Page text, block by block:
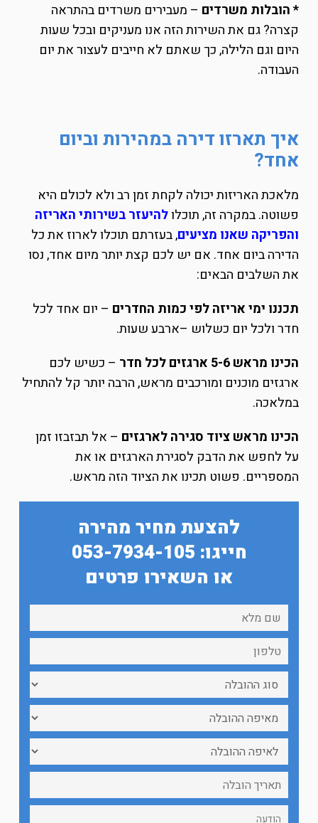
* הובלות משרדים – מעבירים משרדים בהתראה
קצרה? גם את השירות הזה אנו מעניקים ובכל שעות
היום וגם הלילה, כך שאתם לא חייבים לעצור את יום
העבודה.
איך תארזו דירה במהירות וביום
אחד?
מלאכת האריזות יכולה לקחת זמן רב ולא לכולם היא
פשוטה. במקרה זה, תוכלולהיעזר בשירותי האריזה
והפריקה שאנו מציעים, בעזרתם תוכלו לארוז את כל
הדירה ביום אחד. אם יש לכם קצת יותר מיום אחד, נסו
את השלבים הבאים:
תכננו ימי אריזה לפי כמות החדרים – יום אחד לכל
חדר ולכל יום כשלוש –ארבע שעות.
הכינו מראש 5-6 ארגזים לכל חדר
– כשיש לכם
ארגזים מוכנים ומורכבים מראש, הרבה יותר קל להתחיל
במלאכה.
הכינו מראש ציוד סגירה לארגזים – אל תבזבזו זמן
על לחפש את הדבק לסגירת הארגזים או את
המספריים. פשוט תכינו את הציוד הזה מראש.
להצעת מחיר מהירה
חייגו: 053-7934-105
או השאירו פרטים